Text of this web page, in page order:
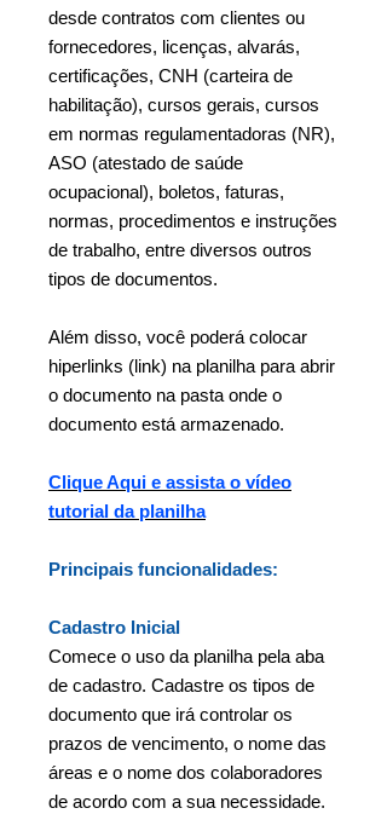
desde contratos com clientes ou
fornecedores, licenças, alvarás,
certificações, CNH (carteira de
habilitação), cursos gerais, cursos
em normas regulamentadoras (NR),
ASO (atestado de saúde
ocupacional), boletos, faturas,
normas, procedimentos e instruções
de trabalho, entre diversos outros
tipos de documentos.
Além disso, você poderá colocar
hiperlinks (link) na planilha para abrir
o documento na pasta onde o
documento está armazenado.
Clique Aqui e assista o vídeo
tutorial da planilha
Principais funcionalidades:
Cadastro Inicial
Comece o uso da planilha pela aba
de cadastro. Cadastre os tipos de
documento que irá controlar os
prazos de vencimento, o nome das
áreas e o nome dos colaboradores
de acordo com a sua necessidade.